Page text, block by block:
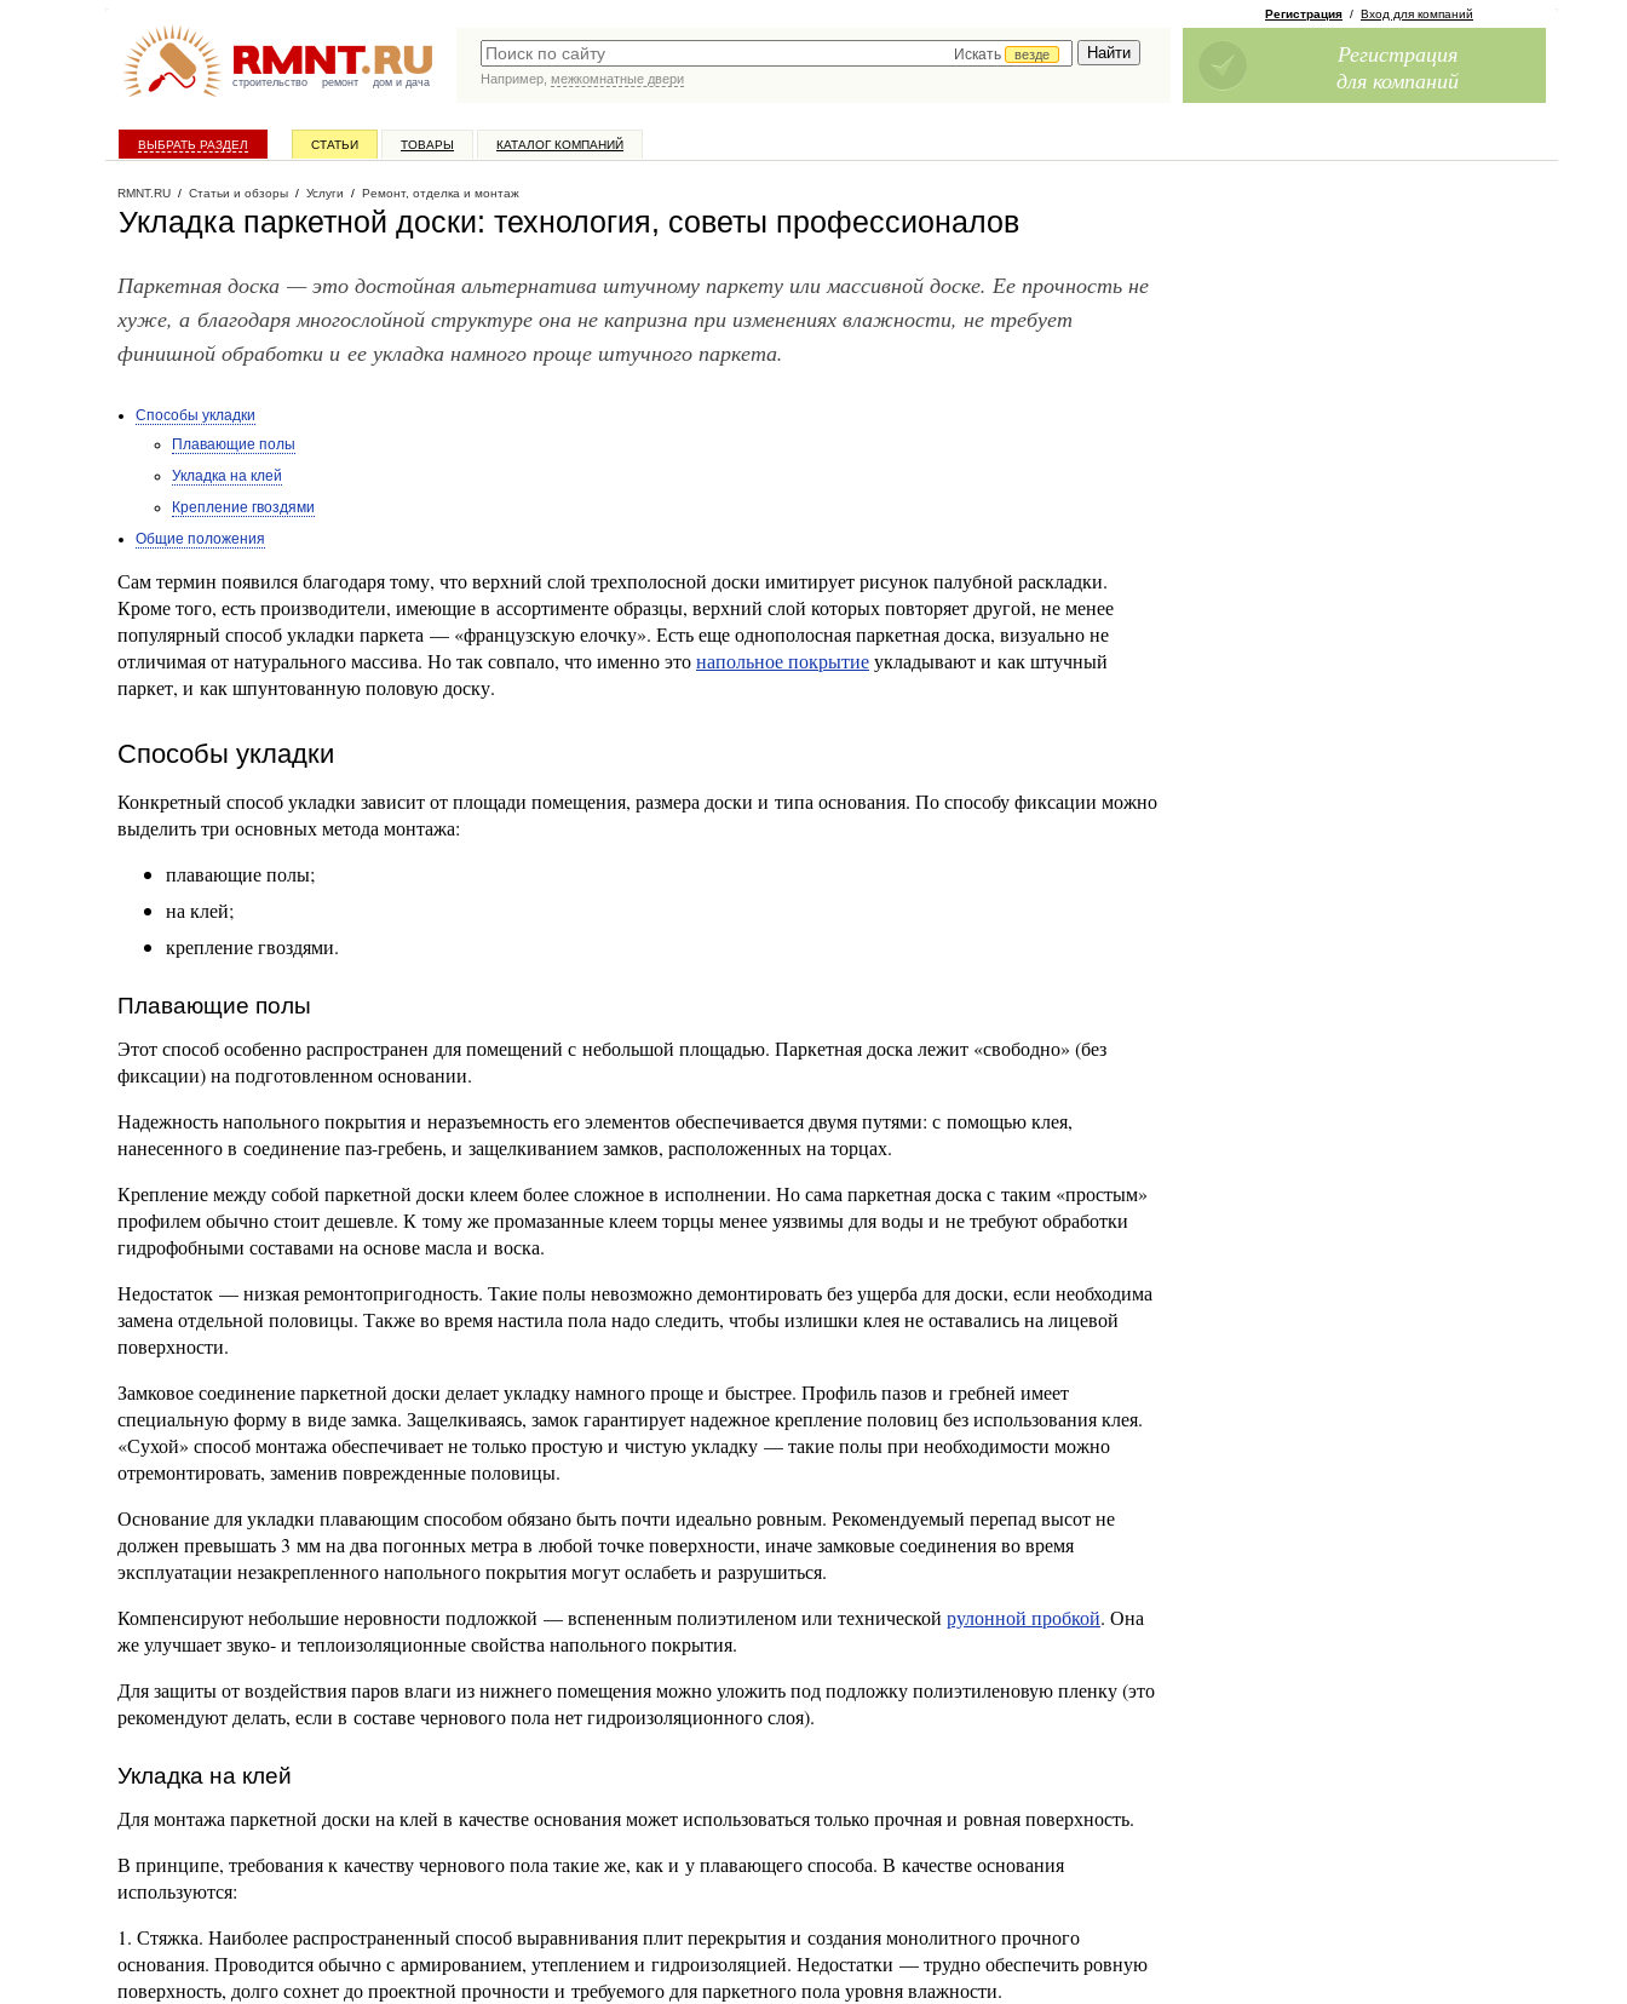
строительство ремонт дом и дача
Искать
везде
Например, межкомнатные двери
Регистрация / Вход для компаний
Регистрация
для компаний
ВЫБРАТЬ РАЗДЕЛ СТАТЬИ ТОВАРЫ КАТАЛОГ КОМПАНИЙ
RMNT.RU / Статьи и обзоры / Услуги / Ремонт, отделка и монтаж
Укладка паркетной доски: технология, советы профессионалов
Паркетная доска — это достойная альтернатива штучному паркету или массивной доске. Ее прочность не
хуже, а благодаря многослойной структуре она не капризна при изменениях влажности, не требует
финишной обработки и ее укладка намного проще штучного паркета.
Способы укладки
Плавающие полы
Укладка на клей
Крепление гвоздями
Общие положения
Сам термин появился благодаря тому, что верхний слой трехполосной доски имитирует рисунок палубной раскладки.
Кроме того, есть производители, имеющие в ассортименте образцы, верхний слой которых повторяет другой, не менее
популярный способ укладки паркета — «французскую елочку». Есть еще однополосная паркетная доска, визуально не
отличимая от натурального массива. Но так совпало, что именно этонапольное покрытиеукладывают и как штучный
паркет, и как шпунтованную половую доску.
Способы укладки
Конкретный способ укладки зависит от площади помещения, размера доски и типа основания. По способу фиксации можно
выделить три основных метода монтажа:
плавающие полы;
на клей;
крепление гвоздями.
Плавающие полы
Этот способ особенно распространен для помещений с небольшой площадью. Паркетная доска лежит «свободно» (без
фиксации) на подготовленном основании.
Надежность напольного покрытия и неразъемность его элементов обеспечивается двумя путями: с помощью клея,
нанесенного в соединение паз-гребень, и защелкиванием замков, расположенных на торцах.
Крепление между собой паркетной доски клеем более сложное в исполнении. Но сама паркетная доска с таким «простым»
профилем обычно стоит дешевле. К тому же промазанные клеем торцы менее уязвимы для воды и не требуют обработки
гидрофобными составами на основе масла и воска.
Недостаток — низкая ремонтопригодность. Такие полы невозможно демонтировать без ущерба для доски, если необходима
замена отдельной половицы. Также во время настила пола надо следить, чтобы излишки клея не оставались на лицевой
поверхности.
Замковое соединение паркетной доски делает укладку намного проще и быстрее. Профиль пазов и гребней имеет
специальную форму в виде замка. Защелкиваясь, замок гарантирует надежное крепление половиц без использования клея.
«Сухой» способ монтажа обеспечивает не только простую и чистую укладку — такие полы при необходимости можно
отремонтировать, заменив поврежденные половицы.
Основание для укладки плавающим способом обязано быть почти идеально ровным. Рекомендуемый перепад высот не
должен превышать 3 мм на два погонных метра в любой точке поверхности, иначе замковые соединения во время
эксплуатации незакрепленного напольного покрытия могут ослабеть и разрушиться.
Компенсируют небольшие неровности подложкой — вспененным полиэтиленом или технической рулонной пробкой. Она
же улучшает звуко- и теплоизоляционные свойства напольного покрытия.
Для защиты от воздействия паров влаги из нижнего помещения можно уложить под подложку полиэтиленовую пленку (это
рекомендуют делать, если в составе чернового пола нет гидроизоляционного слоя).
Укладка на клей
Для монтажа паркетной доски на клей в качестве основания может использоваться только прочная и ровная поверхность.
В принципе, требования к качеству чернового пола такие же, как и у плавающего способа. В качестве основания
используются:
1. Стяжка. Наиболее распространенный способ выравнивания плит перекрытия и создания монолитного прочного
основания. Проводится обычно с армированием, утеплением и гидроизоляцией. Недостатки — трудно обеспечить ровную
поверхность, долго сохнет до проектной прочности и требуемого для паркетного пола уровня влажности.